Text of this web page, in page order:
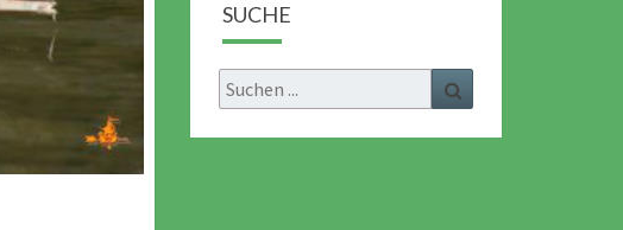
SUCHE
Search
for: